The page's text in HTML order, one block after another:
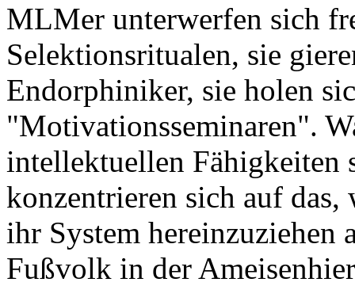
MLMer unterwerfen sich
Selektionsritualen, sie
Endorphiniker, sie holen
"Motivationsseminaren".
intellektuellen Fähigkeiten
konzentrieren sich auf das,
ihr System hereinzuziehen
Fußvolk in der